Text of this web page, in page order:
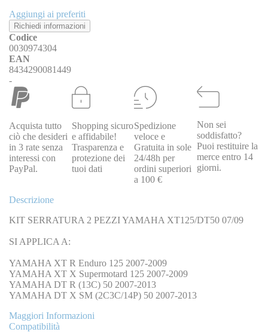
Aggiungi ai preferiti
Richiedi informazioni
Codice
0030974304
EAN
8434290081449
-
Acquista tutto
ciò che desideri
in 3 rate senza
interessi con
PayPal.
Shopping sicuro
e affidabile!
Trasparenza e
protezione dei
tuoi dati
Spedizione
veloce e
Gratuita in sole
24/48h per
ordini superiori
a 100 €
Non sei
soddisfatto?
Puoi restituire la
merce entro 14
giorni.
Descrizione
KIT SERRATURA 2 PEZZI YAMAHA XT125/DT50 07/09
SI APPLICA A:
YAMAHA XT R Enduro 125 2007-2009
YAMAHA XT X Supermotard 125 2007-2009
YAMAHA DT R (13C) 50 2007-2013
YAMAHA DT X SM (2C3C/14P) 50 2007-2013
Maggiori Informazioni
Compatibilità